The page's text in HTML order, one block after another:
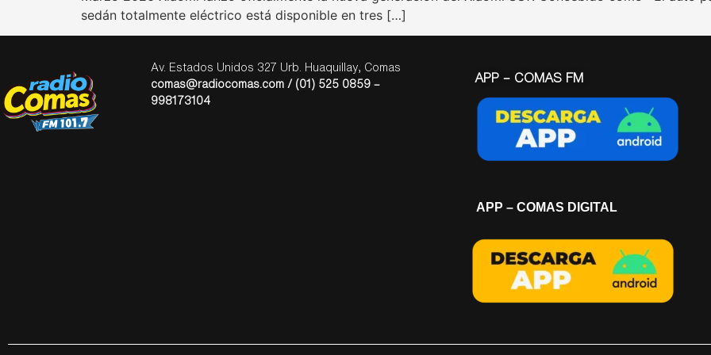
sedán totalmente eléctrico está disponible en tres […]
Av. Estados Unidos 327 Urb. Huaquillay, Comas
comas@radiocomas.com / (01) 525 0859 –
998173104
APP – COMAS FM
APP – COMAS DIGITAL